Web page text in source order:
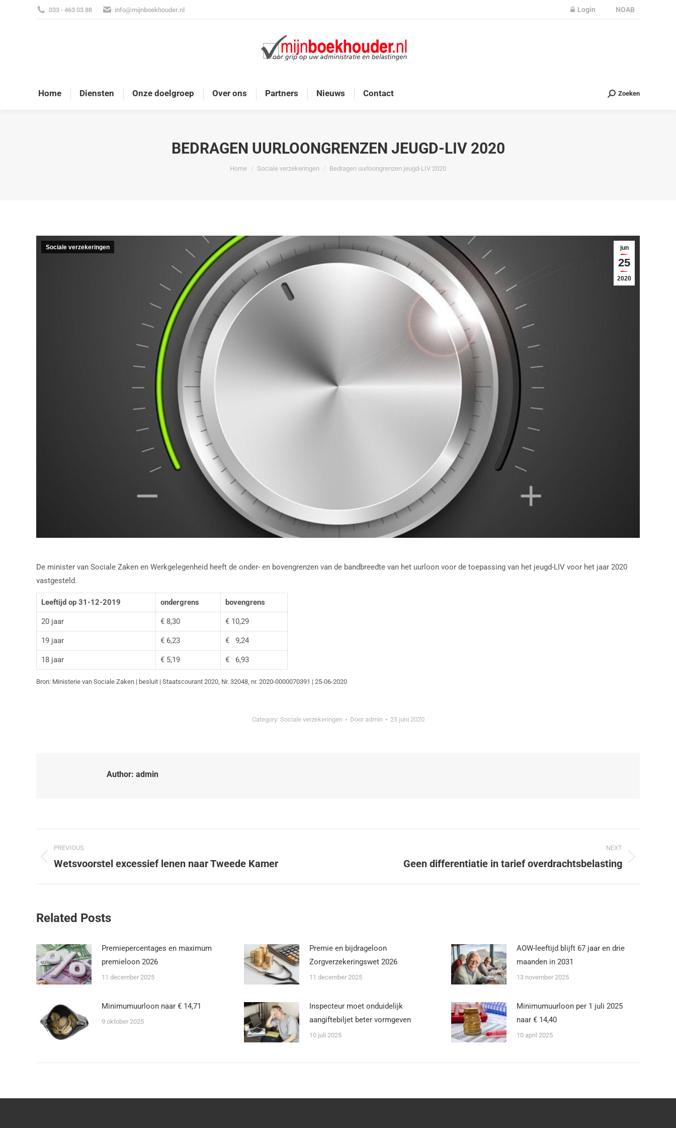
033 - 463 03 88 info@mijnboekhouder.nl Login NOAB
Home Diensten Onze doelgroep Over ons Partners Nieuws Contact Zoeken
BEDRAGEN UURLOONGRENZEN JEUGD-LIV 2020
Je bent hier:
Home Sociale verzekeringen Bedragen uurloongrenzen jeugd-LIV 2020
jun
25
2020
Sociale verzekeringen
De minister van Sociale Zaken en Werkgelegenheid heeft de onder- en bovengrenzen van de bandbreedte van het uurloon voor de toepassing van het jeugd-LIV voor het jaar 2020
vastgesteld.
Leeftijd op 31-12-2019 ondergrens bovengrens
20 jaar € 8,30 € 10,29
19 jaar € 6,23 € 9,24
18 jaar € 5,19 € 6,93
Bron: Ministerie van Sociale Zaken | besluit | Staatscourant 2020, Nr. 32048, nr. 2020-0000070391 | 25-06-2020
Category: Sociale verzekeringen Door admin 25 juni 2020
Author: admin
PREVIOUS
Wetsvoorstel excessief lenen naar Tweede Kamer
NEXT
Geen differentiatie in tarief overdrachtsbelasting
Related Posts
Premiepercentages en maximum
premieloon 2026
11 december 2025
Premie en bijdrageloon
Zorgverzekeringswet 2026
11 december 2025
AOW-leeftijd blijft 67 jaar en drie
maanden in 2031
13 november 2025
Minimumuurloon naar € 14,71
9 oktober 2025
Inspecteur moet onduidelijk
aangiftebiljet beter vormgeven
10 juli 2025
Minimumuurloon per 1 juli 2025
naar € 14,40
10 april 2025
Home Diensten Onze doelgroep Over ons Partners Nieuws Contact Zoeken